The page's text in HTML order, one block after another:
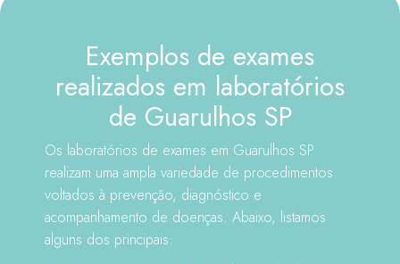
Exemplos de exames
realizados em laboratórios
de Guarulhos SP
Os laboratórios de exames em Guarulhos SP
realizam uma ampla variedade de procedimentos
voltados à prevenção, diagnóstico e
acompanhamento de doenças. Abaixo, listamos
alguns dos principais: